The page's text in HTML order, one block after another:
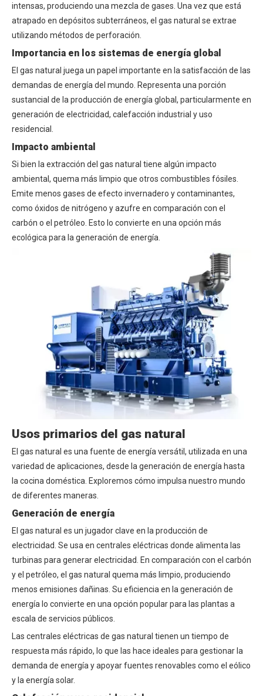
intensas, produciendo una mezcla de gases. Una vez que está
atrapado en depósitos subterráneos, el gas natural se extrae
utilizando métodos de perforación.
Importancia en los sistemas de energía global
El gas natural juega un papel importante en la satisfacción de las
demandas de energía del mundo. Representa una porción
sustancial de la producción de energía global, particularmente en
generación de electricidad, calefacción industrial y uso
residencial.
Impacto ambiental
Si bien la extracción del gas natural tiene algún impacto
ambiental, quema más limpio que otros combustibles fósiles.
Emite menos gases de efecto invernadero y contaminantes,
como óxidos de nitrógeno y azufre en comparación con el
carbón o el petróleo. Esto lo convierte en una opción más
ecológica para la generación de energía.
Usos primarios del gas natural
El gas natural es una fuente de energía versátil, utilizada en una
variedad de aplicaciones, desde la generación de energía hasta
la cocina doméstica. Exploremos cómo impulsa nuestro mundo
de diferentes maneras.
Generación de energía
El gas natural es un jugador clave en la producción de
electricidad. Se usa en centrales eléctricas donde alimenta las
turbinas para generar electricidad. En comparación con el carbón
y el petróleo, el gas natural quema más limpio, produciendo
menos emisiones dañinas. Su eficiencia en la generación de
energía lo convierte en una opción popular para las plantas a
escala de servicios públicos.
Las centrales eléctricas de gas natural tienen un tiempo de
respuesta más rápido, lo que las hace ideales para gestionar la
demanda de energía y apoyar fuentes renovables como el eólico
y la energía solar.